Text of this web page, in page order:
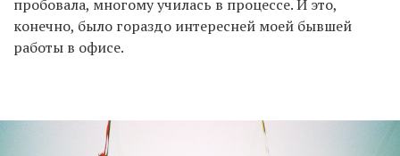
пробовала, многому училась в процессе. И это,
конечно, было гораздо интересней моей бывшей
работы в офисе.